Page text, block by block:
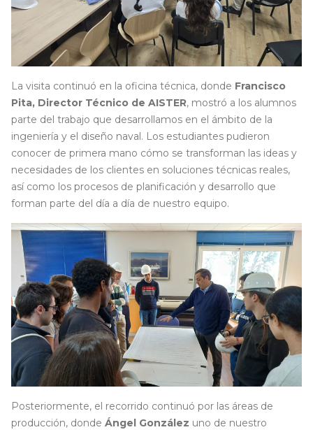
La visita continuó en la oficina técnica, donde Francisco
Pita, Director Técnico de AISTER, mostró a los alumnos
parte del trabajo que desarrollamos en el ámbito de la
ingeniería y el diseño naval. Los estudiantes pudieron
conocer de primera mano cómo se transforman las ideas y
necesidades de los clientes en soluciones técnicas reales,
así como los procesos de planificación y desarrollo que
forman parte del día a día de nuestro equipo.
Posteriormente, el recorrido continuó por las áreas de
producción, donde Ángel González uno de nuestro